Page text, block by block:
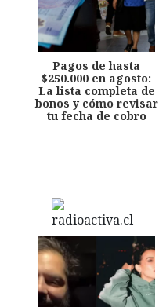
Pagos de hasta
$250.000 en agosto:
La lista completa de
bonos y cómo revisar
tu fecha de cobro